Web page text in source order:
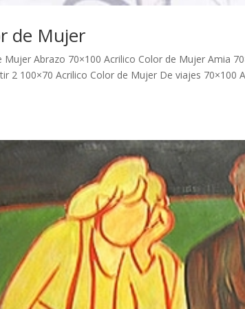
de Mujer
Mujer Abrazo 70×100 Acrilico Color de Mujer Amia
2 100×70 Acrilico Color de Mujer De viajes 70×100